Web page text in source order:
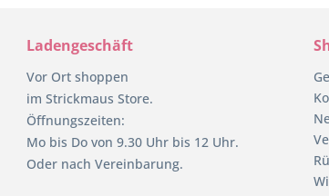
Ladengeschäft
Vor Ort shoppen
im Strickmaus Store.
Öffnungszeiten:
Mo bis Do von 9.30 Uhr bis 12 Uhr.
Oder nach Vereinbarung.